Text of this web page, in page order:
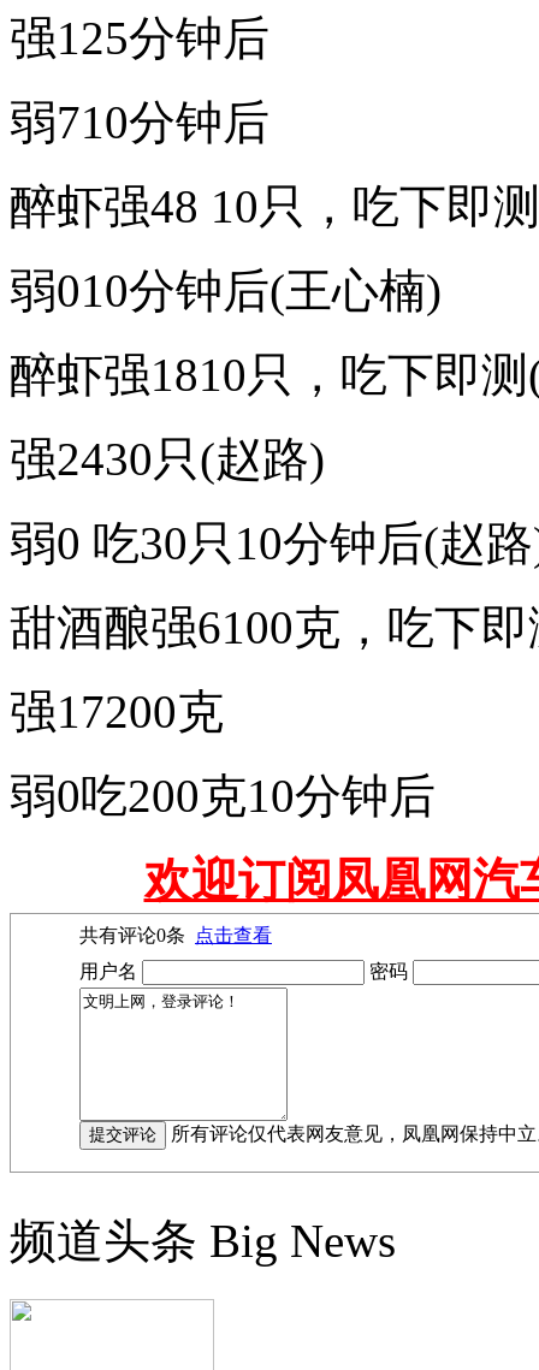
强125分钟后
弱710分钟后
醉虾强48 10只，吃下即
弱010分钟后(王心楠)
醉虾强1810只，吃下即
强2430只(赵路)
弱0 吃30只10分钟后(赵
甜酒酿强6100克，吃下
强17200克
弱0吃200克10分钟后
欢迎订阅凤凰网汽
共有评论0条
点击查看
用户名
密码
所有评论仅代表网友意见，凤凰网保持中
频道头条 Big News